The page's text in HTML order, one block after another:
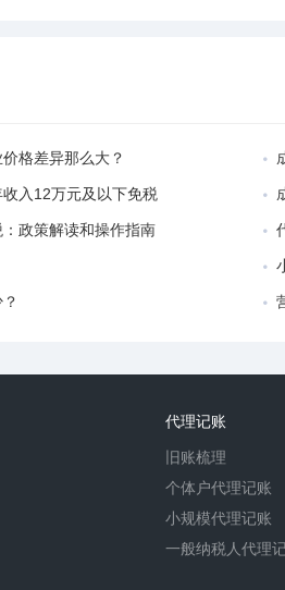
格差异那么大？
入12万元及以下免税
政策解读和操作指南
代理记账
旧账梳理
个体户代理记账
小规模代理记账
一般纳税人代理